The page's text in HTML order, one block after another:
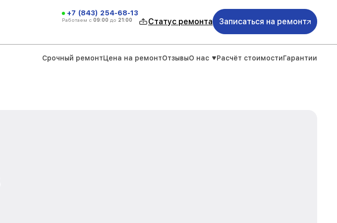
+7 (843) 254-68-13
Работаем с 09:00 до 21:00 Статус ремонта Записаться на ремонт
Срочный ремонтЦена на ремонтОтзывыО нас Расчёт стоимостиГарантии